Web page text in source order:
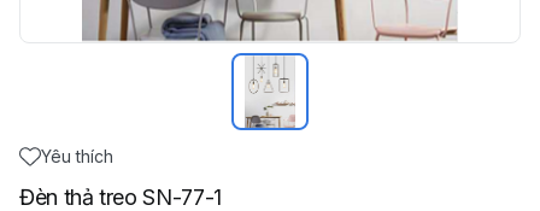
Yêu thích
Đèn thả treo SN-77-1